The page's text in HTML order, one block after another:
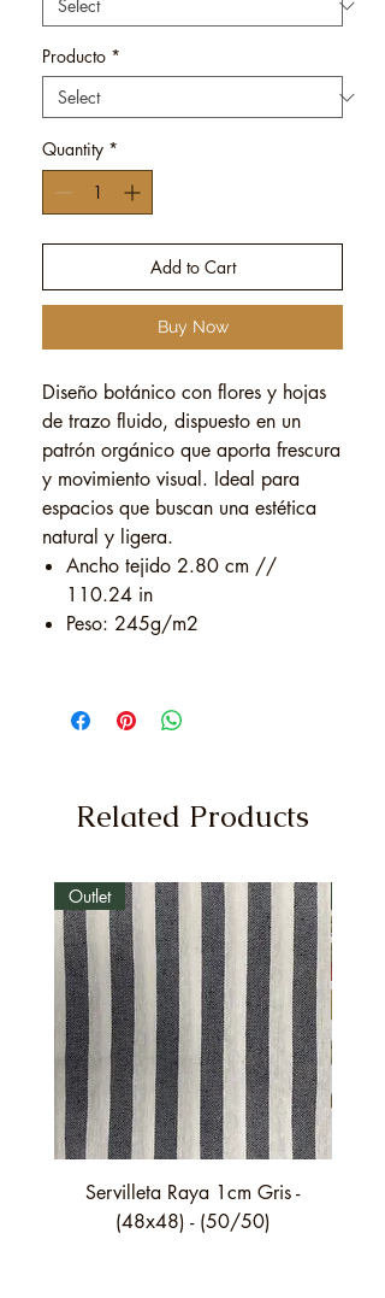
Producto *
Quantity *
Add to Cart
Buy Now
Diseño botánico con flores y hojas
de trazo fluido, dispuesto en un
patrón orgánico que aporta frescura
y movimiento visual. Ideal para
espacios que buscan una estética
natural y ligera.
Ancho tejido 2.80 cm //
110.24 in
Peso: 245g/m2
Related Products
Outlet
Servilleta Raya 1cm Gris -
(48x48) - (50/50)